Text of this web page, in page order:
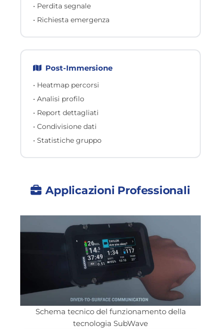
• Perdita segnale
• Richiesta emergenza
Post-Immersione
• Heatmap percorsi
• Analisi profilo
• Report dettagliati
• Condivisione dati
• Statistiche gruppo
Applicazioni Professionali
Schema tecnico del funzionamento della
tecnologia SubWave